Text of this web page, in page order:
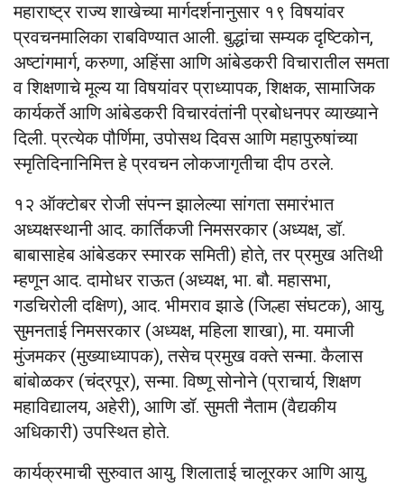
महाराष्ट्र राज्य शाखेच्या मार्गदर्शनानुसार १९ विषयांवर
प्रवचनमालिका राबविण्यात आली. बुद्धांचा सम्यक दृष्टिकोन,
अष्टांगमार्ग, करुणा, अहिंसा आणि आंबेडकरी विचारातील समता
व शिक्षणाचे मूल्य या विषयांवर प्राध्यापक, शिक्षक, सामाजिक
कार्यकर्ते आणि आंबेडकरी विचारवंतांनी प्रबोधनपर व्याख्याने
दिली. प्रत्येक पौर्णिमा, उपोसथ दिवस आणि महापुरुषांच्या
स्मृतिदिनानिमित्त हे प्रवचन लोकजागृतीचा दीप ठरले.
१२ ऑक्टोबर रोजी संपन्न झालेल्या सांगता समारंभात
अध्यक्षस्थानी आद. कार्तिकजी निमसरकार (अध्यक्ष, डॉ.
बाबासाहेब आंबेडकर स्मारक समिती) होते, तर प्रमुख अतिथी
म्हणून आद. दामोधर राऊत (अध्यक्ष, भा. बौ. महासभा,
गडचिरोली दक्षिण), आद. भीमराव झाडे (जिल्हा संघटक), आयु.
सुमनताई निमसरकार (अध्यक्ष, महिला शाखा), मा. यमाजी
मुंजमकर (मुख्याध्यापक), तसेच प्रमुख वक्ते सन्मा. कैलास
बांबोळकर (चंद्रपूर), सन्मा. विष्णू सोनोने (प्राचार्य, शिक्षण
महाविद्यालय, अहेरी), आणि डॉ. सुमती नैताम (वैद्यकीय
अधिकारी) उपस्थित होते.
कार्यक्रमाची सुरुवात आयु. शिलाताई चालूरकर आणि आयु.